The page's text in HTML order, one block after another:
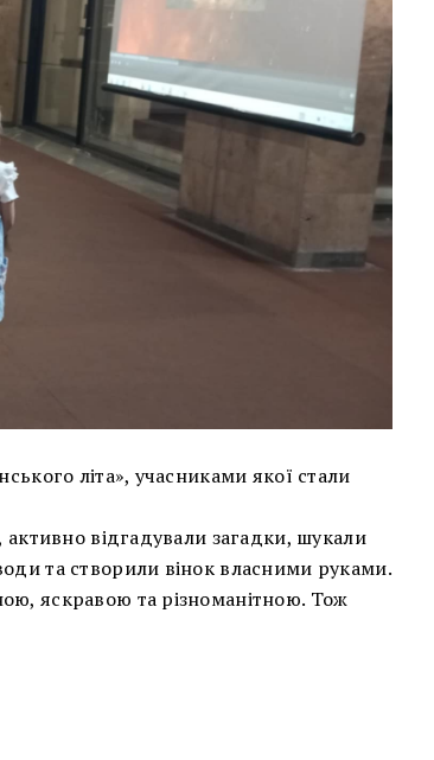
літа», учасниками якої стали
активно відгадували загадки, шукали
та створили вінок власними руками.
яскравою та різноманітною. Тож